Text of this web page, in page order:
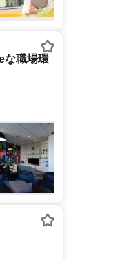
職場環